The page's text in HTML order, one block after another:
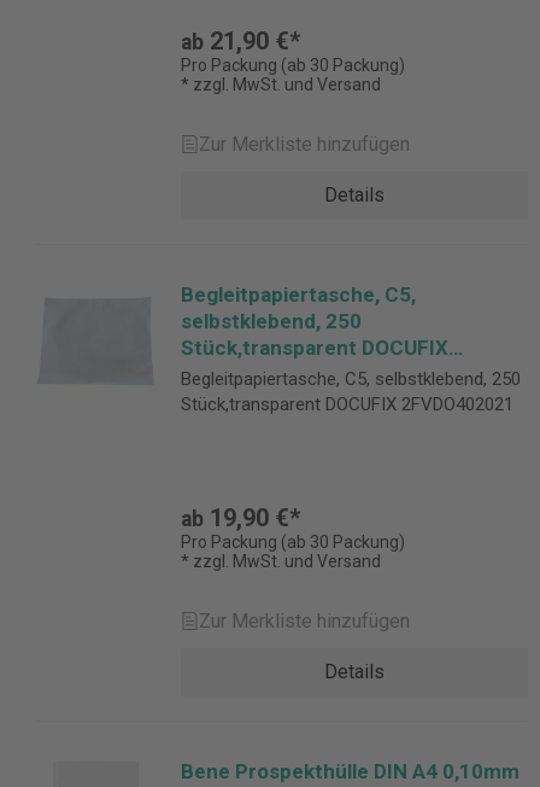
ab 21,90 €*
Pro Packung (ab 30 Packung)
* zzgl. MwSt. und Versand
Zur Merkliste hinzufügen
Details
Begleitpapiertasche, C5,
selbstklebend, 250
Stück,transparent DOCUFIX
2FVDO402021
Begleitpapiertasche, C5, selbstklebend, 250
Stück,transparent DOCUFIX 2FVDO402021
ab 19,90 €*
Pro Packung (ab 30 Packung)
* zzgl. MwSt. und Versand
Zur Merkliste hinzufügen
Details
Bene Prospekthülle DIN A4 0,10mm